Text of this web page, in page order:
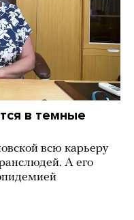
в темные
всю карьеру
А его